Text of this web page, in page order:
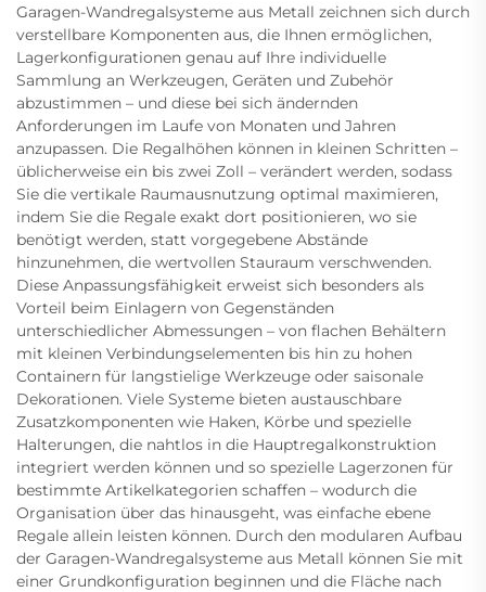
Garagen-Wandregalsysteme aus Metall zeichnen sich durch
verstellbare Komponenten aus, die Ihnen ermöglichen,
Lagerkonfigurationen genau auf Ihre individuelle
Sammlung an Werkzeugen, Geräten und Zubehör
abzustimmen – und diese bei sich ändernden
Anforderungen im Laufe von Monaten und Jahren
anzupassen. Die Regalhöhen können in kleinen Schritten –
üblicherweise ein bis zwei Zoll – verändert werden, sodass
Sie die vertikale Raumausnutzung optimal maximieren,
indem Sie die Regale exakt dort positionieren, wo sie
benötigt werden, statt vorgegebene Abstände
hinzunehmen, die wertvollen Stauraum verschwenden.
Diese Anpassungsfähigkeit erweist sich besonders als
Vorteil beim Einlagern von Gegenständen
unterschiedlicher Abmessungen – von flachen Behältern
mit kleinen Verbindungselementen bis hin zu hohen
Containern für langstielige Werkzeuge oder saisonale
Dekorationen. Viele Systeme bieten austauschbare
Zusatzkomponenten wie Haken, Körbe und spezielle
Halterungen, die nahtlos in die Hauptregalkonstruktion
integriert werden können und so spezielle Lagerzonen für
bestimmte Artikelkategorien schaffen – wodurch die
Organisation über das hinausgeht, was einfache ebene
Regale allein leisten können. Durch den modularen Aufbau
der Garagen-Wandregalsysteme aus Metall können Sie mit
einer Grundkonfiguration beginnen und die Fläche nach